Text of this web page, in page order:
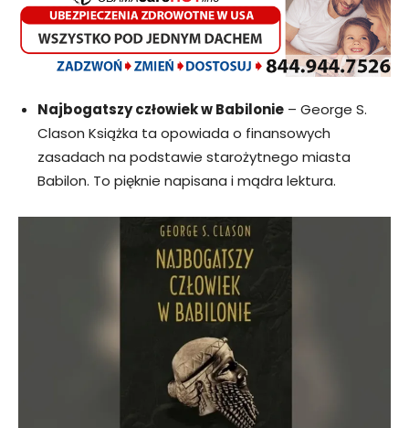
Najbogatszy człowiek w Babilonie – George S.
Clason Książka ta opowiada o finansowych
zasadach na podstawie starożytnego miasta
Babilon. To pięknie napisana i mądra lektura.